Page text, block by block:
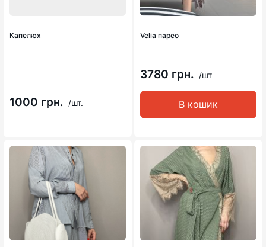
Капелюх
1000 грн. /шт.
Velia парео
3780 грн. /шт
В кошик